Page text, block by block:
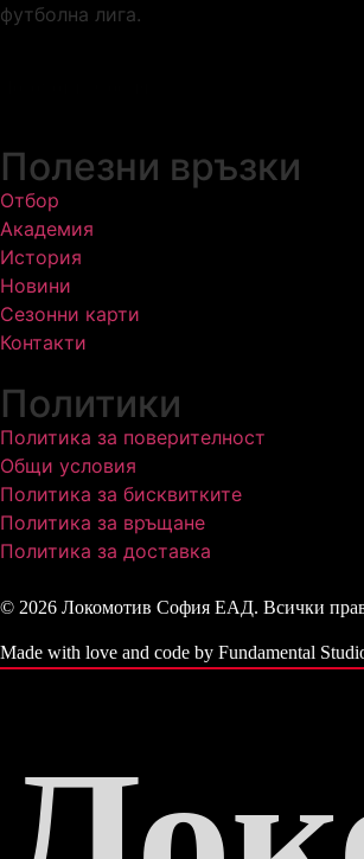
футболна лига.
Полезни връзки
Отбор
Академия
История
Новини
Сезонни карти
Контакти
Политики
Политика за поверителност
Общи условия
Политика за бисквитките
Политика за връщане
Политика за доставка
© 2026 Локомотив София ЕАД. Всички
Made with love and code by Fundamental